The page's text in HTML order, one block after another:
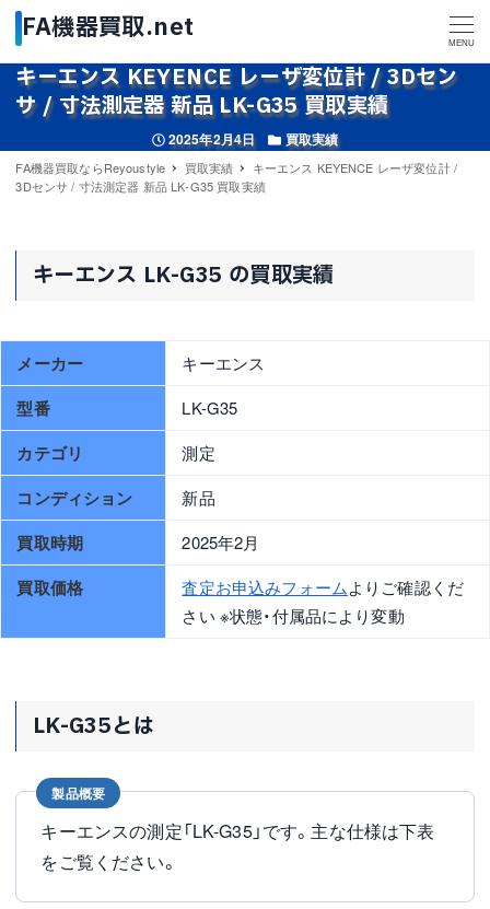
MENU
キーエンス KEYENCE レーザ変位計 / 3Dセン
サ / 寸法測定器 新品 LK-G35 買取実績
投稿日
2025年2月4日 カテゴリー
買取実績
FA機器買取ならReyoustyle 買取実績
キーエンス KEYENCE レーザ変位計 /
3Dセンサ / 寸法測定器 新品 LK-G35 買取実績
キーエンス LK-G35 の買取実績
メーカー キーエンス
型番 LK-G35
カテゴリ 測定
コンディション 新品
買取時期 2025年2月
買取価格 査定お申込みフォームよりご確認くだ
さい ※状態・付属品により変動
LK-G35とは
製品概要
キーエンスの測定「LK-G35」です。主な仕様は下表
をご覧ください。